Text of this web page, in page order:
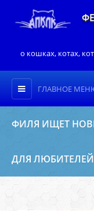
о кошках, котах,
ГЛАВНОЕ
ФИЛЯ ИЩЕТ
ДЛЯ